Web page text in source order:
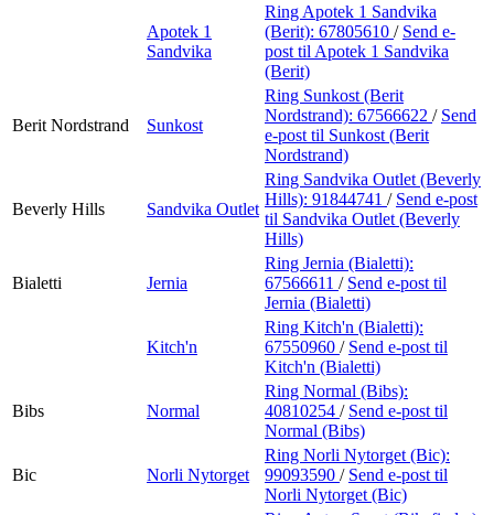
Apotek 1
Sandvika
Ring Apotek 1 Sandvika
(Berit): 67805610 / Send e-
post til Apotek 1 Sandvika
(Berit)
Berit Nordstrand Sunkost
Ring Sunkost (Berit
Nordstrand): 67566622 / Send
e-post til Sunkost (Berit
Nordstrand)
Beverly Hills Sandvika Outlet
Ring Sandvika Outlet (Beverly
Hills): 91844741 / Send e-post
til Sandvika Outlet (Beverly
Hills)
Bialetti Jernia
Ring Jernia (Bialetti):
67566611 / Send e-post til
Jernia (Bialetti)
Kitch'n
Ring Kitch'n (Bialetti):
67550960 / Send e-post til
Kitch'n (Bialetti)
Bibs Normal
Ring Normal (Bibs):
40810254 / Send e-post til
Normal (Bibs)
Bic Norli Nytorget
Ring Norli Nytorget (Bic):
99093590 / Send e-post til
Norli Nytorget (Bic)